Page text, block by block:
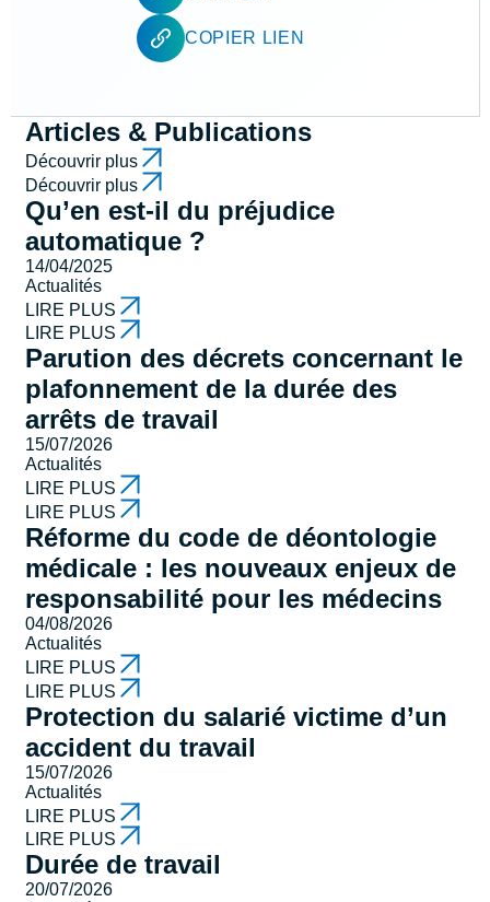
COPIER LIEN
Articles & Publications
Découvrir plus
Découvrir plus
Qu’en est-il du préjudice
automatique ?
14/04/2025
Actualités
LIRE PLUS
LIRE PLUS
Parution des décrets concernant le
plafonnement de la durée des
arrêts de travail
15/07/2026
Actualités
LIRE PLUS
LIRE PLUS
Réforme du code de déontologie
médicale : les nouveaux enjeux de
responsabilité pour les médecins
04/08/2026
Actualités
LIRE PLUS
LIRE PLUS
Protection du salarié victime d’un
accident du travail
15/07/2026
Actualités
LIRE PLUS
LIRE PLUS
Durée de travail
20/07/2026